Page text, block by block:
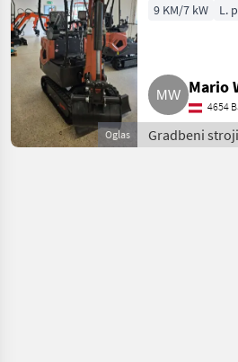
WWT
Takeuchi
Bobcat
Kubota
Oglas
9 KM/7 kW L.
Mario
4654
Gradbeni
Mini bager